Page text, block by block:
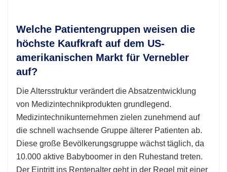
Welche Patientengruppen weisen die
höchste Kaufkraft auf dem US-
amerikanischen Markt für Vernebler
auf?
Die Altersstruktur verändert die Absatzentwicklung
von Medizintechnikprodukten grundlegend.
Medizintechnikunternehmen zielen zunehmend auf
die schnell wachsende Gruppe älterer Patienten ab.
Diese große Bevölkerungsgruppe wächst täglich, da
10.000 aktive Babyboomer in den Ruhestand treten.
Der Eintritt ins Rentenalter geht in der Regel mit einer